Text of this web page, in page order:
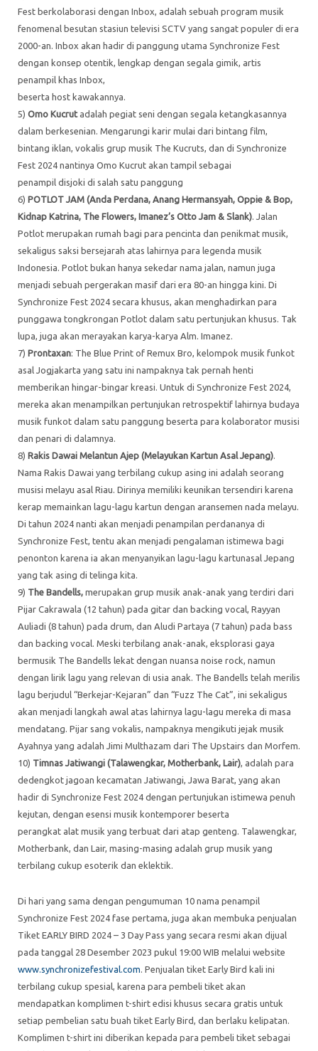
Fest berkolaborasi dengan Inbox, adalah sebuah program musik
fenomenal besutan stasiun televisi SCTV yang sangat populer di era
2000-an. Inbox akan hadir di panggung utama Synchronize Fest
dengan konsep otentik, lengkap dengan segala gimik, artis
penampil khas Inbox,
beserta host kawakannya.
5) Omo Kucrutadalah pegiat seni dengan segala ketangkasannya
dalam berkesenian. Mengarungi karir mulai dari bintang film,
bintang iklan, vokalis grup musik The Kucruts, dan di Synchronize
Fest 2024 nantinya Omo Kucrut akan tampil sebagai
penampil disjoki di salah satu panggung
6) POTLOT JAM (Anda Perdana, Anang Hermansyah, Oppie & Bop,
Kidnap Katrina, The Flowers, Imanez’s Otto Jam & Slank). Jalan
Potlot merupakan rumah bagi para pencinta dan penikmat musik,
sekaligus saksi bersejarah atas lahirnya para legenda musik
Indonesia. Potlot bukan hanya sekedar nama jalan, namun juga
menjadi sebuah pergerakan masif dari era 80-an hingga kini. Di
Synchronize Fest 2024 secara khusus, akan menghadirkan para
punggawa tongkrongan Potlot dalam satu pertunjukan khusus. Tak
lupa, juga akan merayakan karya-karya Alm. Imanez.
7) Prontaxan: The Blue Print of Remux Bro, kelompok musik funkot
asal Jogjakarta yang satu ini nampaknya tak pernah henti
memberikan hingar-bingar kreasi. Untuk di Synchronize Fest 2024,
mereka akan menampilkan pertunjukan retrospektif lahirnya budaya
musik funkot dalam satu panggung beserta para kolaborator musisi
dan penari di dalamnya.
8) Rakis Dawai Melantun Ajep (Melayukan Kartun Asal Jepang).
Nama Rakis Dawai yang terbilang cukup asing ini adalah seorang
musisi melayu asal Riau. Dirinya memiliki keunikan tersendiri karena
kerap memainkan lagu-lagu kartun dengan aransemen nada melayu.
Di tahun 2024 nanti akan menjadi penampilan perdananya di
Synchronize Fest, tentu akan menjadi pengalaman istimewa bagi
penonton karena ia akan menyanyikan lagu-lagu kartunasal Jepang
yang tak asing di telinga kita.
9) The Bandells, merupakan grup musik anak-anak yang terdiri dari
Pijar Cakrawala (12 tahun) pada gitar dan backing vocal, Rayyan
Auliadi (8 tahun) pada drum, dan Aludi Partaya (7 tahun) pada bass
dan backing vocal. Meski terbilang anak-anak, eksplorasi gaya
bermusik The Bandells lekat dengan nuansa noise rock, namun
dengan lirik lagu yang relevan di usia anak. The Bandells telah merilis
lagu berjudul “Berkejar-Kejaran” dan “Fuzz The Cat”, ini sekaligus
akan menjadi langkah awal atas lahirnya lagu-lagu mereka di masa
mendatang. Pijar sang vokalis, nampaknya mengikuti jejak musik
Ayahnya yang adalah Jimi Multhazam dari The Upstairs dan Morfem.
10) Timnas Jatiwangi (Talawengkar, Motherbank, Lair), adalah para
dedengkot jagoan kecamatan Jatiwangi, Jawa Barat, yang akan
hadir di Synchronize Fest 2024 dengan pertunjukan istimewa penuh
kejutan, dengan esensi musik kontemporer beserta
perangkat alat musik yang terbuat dari atap genteng. Talawengkar,
Motherbank, dan Lair, masing-masing adalah grup musik yang
terbilang cukup esoterik dan eklektik.
Di hari yang sama dengan pengumuman 10 nama penampil
Synchronize Fest 2024 fase pertama, juga akan membuka penjualan
Tiket EARLY BIRD 2024 – 3 Day Pass yang secara resmi akan dijual
pada tanggal 28 Desember 2023 pukul 19:00 WIB melalui website
www.synchronizefestival.com. Penjualan tiket Early Bird kali ini
terbilang cukup spesial, karena para pembeli tiket akan
mendapatkan komplimen t-shirt edisi khusus secara gratis untuk
setiap pembelian satu buah tiket Early Bird, dan berlaku kelipatan.
Komplimen t-shirt ini diberikan kepada para pembeli tiket sebagai